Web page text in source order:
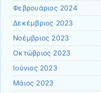
Φεβρουάριος 2024
Δεκέμβριος 2023
Νοέμβριος 2023
Οκτώβριος 2023
Ιούνιος 2023
Μάιος 2023